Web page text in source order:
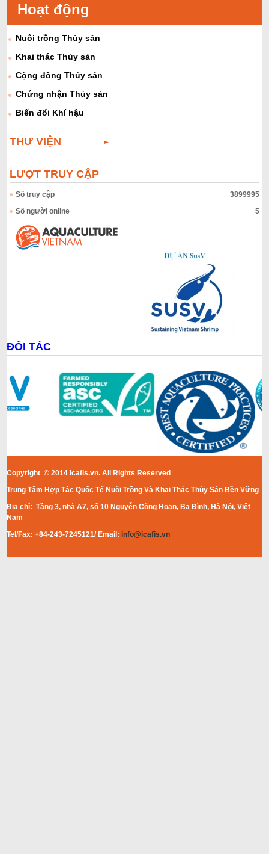
Hoạt động
Nuôi trồng Thủy sản
Khai thác Thủy sản
Cộng đồng Thủy sản
Chứng nhận Thủy sản
Biến đổi Khí hậu
THƯ VIỆN
LƯỢT TRUY CẬP
Số truy cập
3899995
Số người online
5
ĐỐI TÁC
Copyright © 2014 icafis.vn. All Rights Reserved
Trung Tâm Hợp Tác Quốc Tế Nuôi Trồng Và Khai Thác Thủy Sản Bền Vững
Địa chỉ: Tầng 3, nhà A7, số 10 Nguyễn Công Hoan, Ba Đình, Hà Nội, Việt
Nam
Tel/Fax: +84-243-7245121/ Email:info@icafis.vn